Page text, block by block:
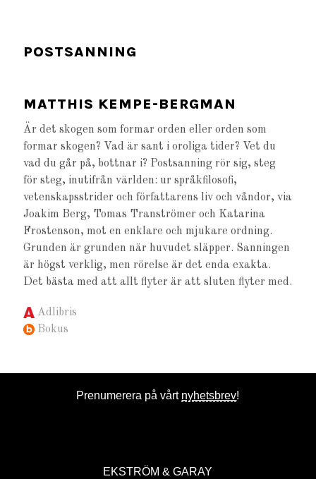
POSTSANNING
MATTHIS KEMPE-BERGMAN
Är det skogen som formar orden eller orden som
formar skogen? Vad är sant i oroliga tider? Vet du
vad du går på, bottnar i? Postsanning rör sig, steg
för steg, inutifrån världen: ur språkfilosofi,
vetenskapsstrider och författarens liv och våndor, via
Joakim Berg, Tomas Tranströmer och Katarina
Frostenson, mot en enklare och mjukare ordning.
Grunden är grunden när huvudet släpper. Sanningen
är högst verklig, men rörelse är det enda exakta.
Det bästa med att allt flyter är att sluten flyter med.
Adlibris
Bokus
Prenumerera på vårt nyhetsbrev!
EKSTRÖM & GARAY